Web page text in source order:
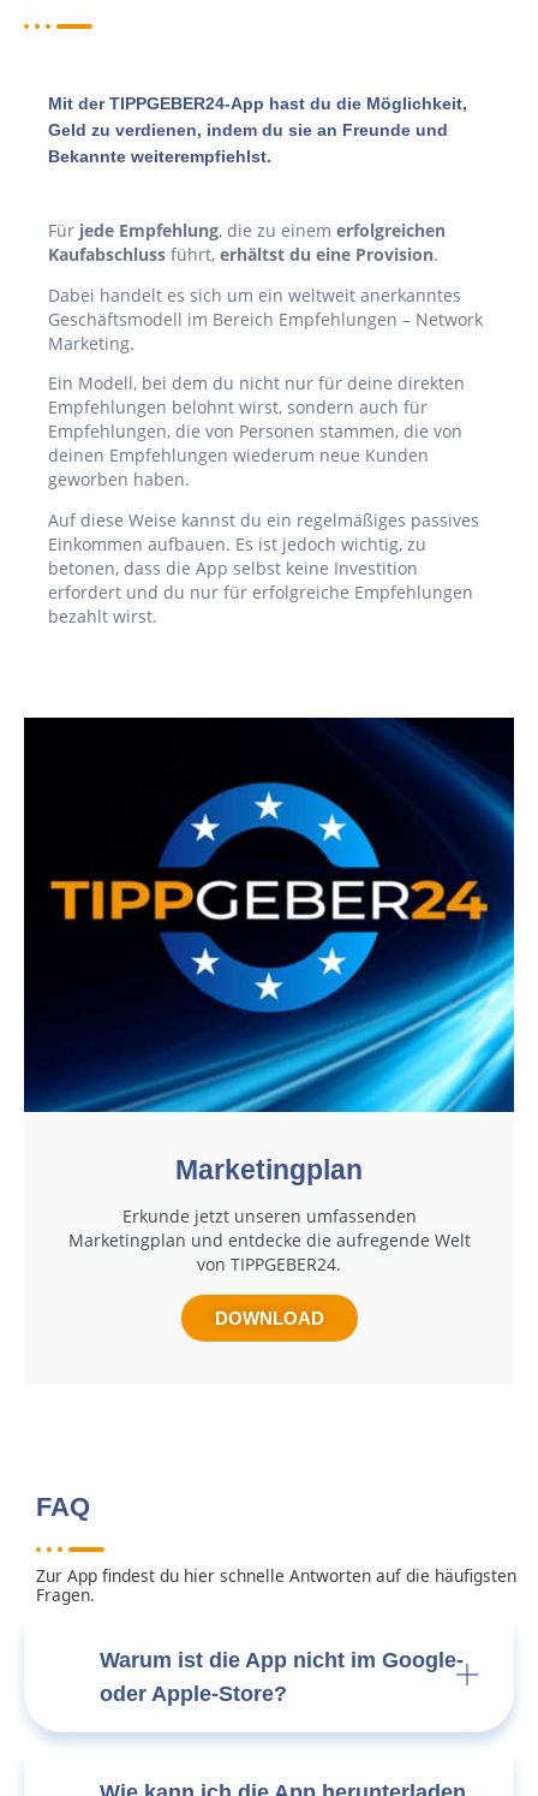
Mit der TIPPGEBER24-App hast du die Möglichkeit,
Geld zu verdienen, indem du sie an Freunde und
Bekannte weiterempfiehlst.
Für jede Empfehlung, die zu einem erfolgreichen
Kaufabschluss führt, erhältst du eine Provision.
Dabei handelt es sich um ein weltweit anerkanntes
Geschäftsmodell im Bereich Empfehlungen – Network
Marketing.
Ein Modell, bei dem du nicht nur für deine direkten
Empfehlungen belohnt wirst, sondern auch für
Empfehlungen, die von Personen stammen, die von
deinen Empfehlungen wiederum neue Kunden
geworben haben.
Auf diese Weise kannst du ein regelmäßiges passives
Einkommen aufbauen. Es ist jedoch wichtig, zu
betonen, dass die App selbst keine Investition
erfordert und du nur für erfolgreiche Empfehlungen
bezahlt wirst.
Marketingplan
Erkunde jetzt unseren umfassenden
Marketingplan und entdecke die aufregende Welt
von TIPPGEBER24.
DOWNLOAD
FAQ
Zur App findest du hier schnelle Antworten auf die häufigsten
Fragen.
Warum ist die App nicht im Google-
oder Apple-Store?